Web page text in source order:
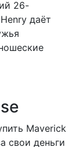
26-
даёт
Maverick
свои деньги